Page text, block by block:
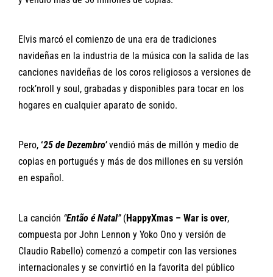
Elvis marcó el comienzo de una era de tradiciones
navideñas en la industria de la música con la salida de las
canciones navideñas de los coros religiosos a versiones de
rock’nroll y soul, grabadas y disponibles para tocar en los
hogares en cualquier aparato de sonido.
Pero, ‘25 de Dezembro’vendió más de millón y medio de
copias en portugués y más de dos millones en su versión
en español.
La canción “Então é Natal”(HappyXmas – War is over,
compuesta por John Lennon y Yoko Ono y versión de
Claudio Rabello) comenzó a competir con las versiones
internacionales y se convirtió en la favorita del público